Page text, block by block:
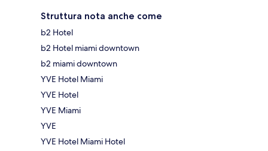
Struttura nota anche come
b2 Hotel
b2 Hotel miami downtown
b2 miami downtown
YVE Hotel Miami
YVE Hotel
YVE Miami
YVE
YVE Hotel Miami Hotel